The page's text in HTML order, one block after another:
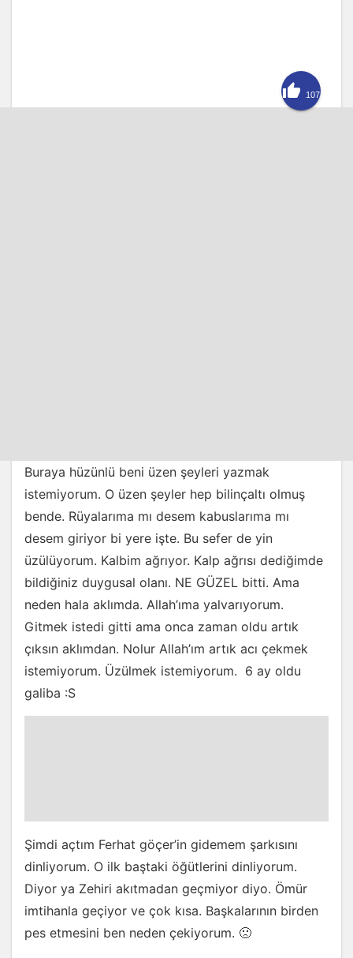
 107
Buraya hüzünlü beni üzen şeyleri yazmak
istemiyorum. O üzen şeyler hep bilinçaltı olmuş
bende. Rüyalarıma mı desem kabuslarıma mı
desem giriyor bi yere işte. Bu sefer de yin
üzülüyorum. Kalbim ağrıyor. Kalp ağrısı dediğimde
bildiğiniz duygusal olanı. NE GÜZEL bitti. Ama
neden hala aklımda. Allah’ıma yalvarıyorum.
Gitmek istedi gitti ama onca zaman oldu artık
çıksın aklımdan. Nolur Allah’ım artık acı çekmek
istemiyorum. Üzülmek istemiyorum. 6 ay oldu
galiba :S
Şimdi açtım Ferhat göçer’in gidemem şarkısını
dinliyorum. O ilk baştaki öğütlerini dinliyorum.
Diyor ya Zehiri akıtmadan geçmiyor diyo. Ömür
imtihanla geçiyor ve çok kısa. Başkalarının birden
pes etmesini ben neden çekiyorum. 🙁